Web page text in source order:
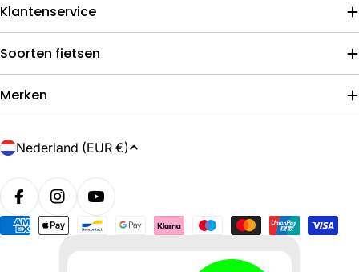
Klantenservice
Soorten fietsen
Merken
L
n
d
/
Nederland (EUR €)
Betaalmethoden